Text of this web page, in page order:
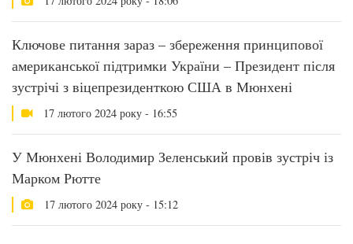
Ключове питання зараз – збереження принципової
американської підтримки України – Президент після
зустрічі з віцепрезиденткою США в Мюнхені
17 лютого 2024 року - 16:55
У Мюнхені Володимир Зеленський провів зустріч із
Марком Рютте
17 лютого 2024 року - 15:12